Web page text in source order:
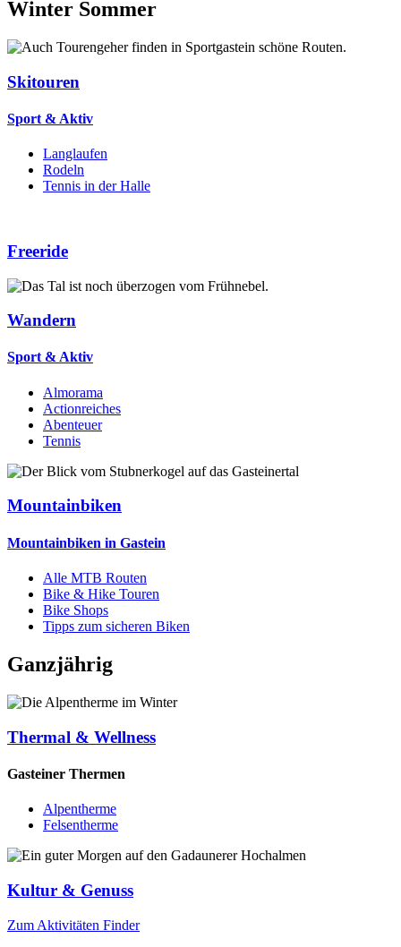
Winter Sommer
Skitouren
Sport & Aktiv
Langlaufen
Rodeln
Tennis in der Halle
Freeride
Wandern
Sport & Aktiv
Almorama
Actionreiches
Abenteuer
Tennis
Mountainbiken
Mountainbiken in Gastein
Alle MTB Routen
Bike & Hike Touren
Bike Shops
Tipps zum sicheren Biken
Ganzjährig
Thermal & Wellness
Gasteiner Thermen
Alpentherme
Felsentherme
Kultur & Genuss
Zum Aktivitäten Finder